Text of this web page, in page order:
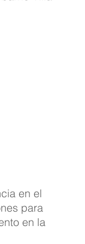
en el
para
en la